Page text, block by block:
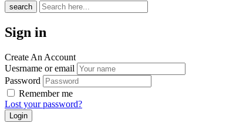
search
Sign in
Create An Account
Uesrname or email
Password
Remember me
Lost your password?